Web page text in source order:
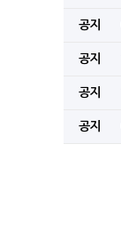
공지
공지
공지
공지